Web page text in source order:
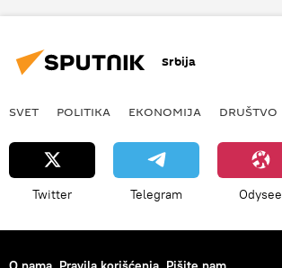
Srbija
SVET POLITIKA EKONOMIJA DRUŠTVO
Twitter Telegram Odysee